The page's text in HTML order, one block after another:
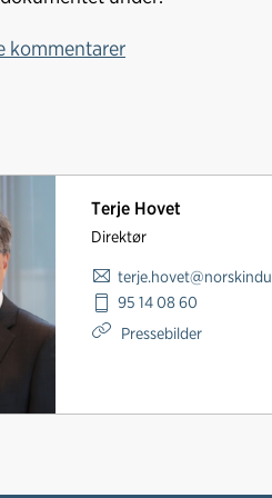
kommentarer
Terje Hovet
Direktør
95 14 08 60
Pressebilder